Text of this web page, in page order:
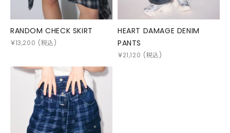
RANDOM CHECK SKIRT
￥13,200 (税込)
HEART DAMAGE DENIM
PANTS
￥21,120 (税込)